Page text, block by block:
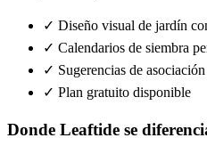
✓ Diseño visual de jardín
✓ Calendarios de siembra
✓ Sugerencias de
✓ Plan gratuito disponible
Donde Leaftide se